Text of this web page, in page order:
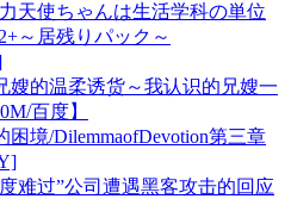
天使ちゃんは生活学科の単位
～居残りパック～
嫂的温柔诱货～我认识的兄嫂一
百度】
境/DilemmaofDevotion第三章
难过”公司遭遇黑客攻击的回应